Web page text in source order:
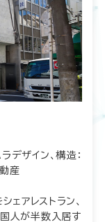
ザイン、構造：
産
アレストラン、
人が半数入居す